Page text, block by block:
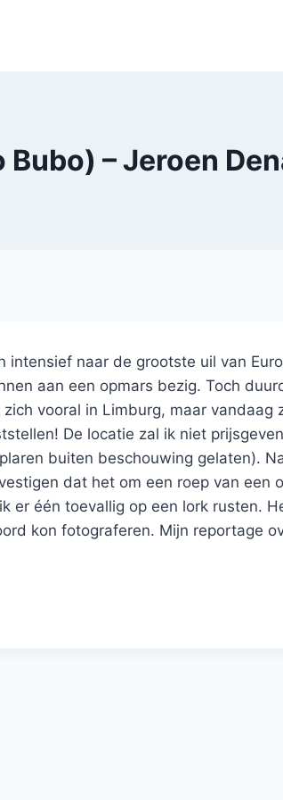
Bubo) – Jeroen
naar de grootste uil van
aan een opmars bezig. Toch
vooral in Limburg, maar vandaag
De locatie zal ik niet
buiten beschouwing gelaten).
dat het om een roep van een
er één toevallig op een lork rusten.
kon fotograferen. Mijn reportage